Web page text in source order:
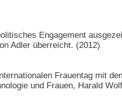
Engagement
Adler überreicht. (2012)
Frauentag mit
und Frauen, Harald